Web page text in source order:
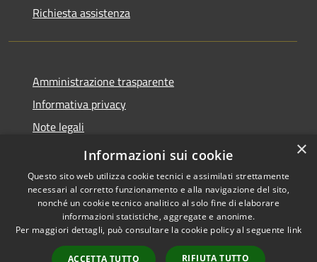
Richiesta assistenza
Amministrazione trasparente
Informativa privacy
Note legali
Dichiarazione di accessibilità
Accessibilità
Copyright © 2026 • Comune di
Carnate • Powered by
Municipium• Accesso
×
Informazioni sui cookie
Questo sito web utilizza cookie tecnici e assimilati strettamente
necessari al corretto funzionamento e alla navigazione del sito,
nonché un cookie tecnico analitico al solo fine di elaborare
informazioni statistiche, aggregate e anonime.
Per maggiori dettagli, può consultare la cookie policy al seguente link
ACCETTA TUTTO RIFIUTA TUTTO